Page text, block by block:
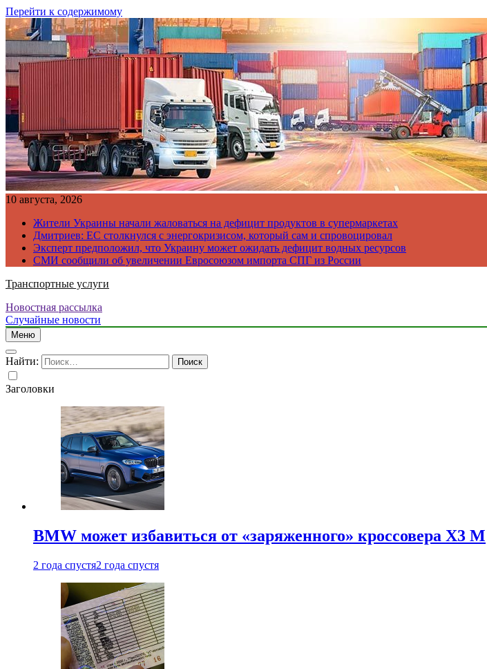
Перейти к содержимому
10 августа, 2026
Жители Украины начали жаловаться на дефицит продуктов в супермаркетах
Дмитриев: ЕС столкнулся с энергокризисом, который сам и спровоцировал
Эксперт предположил, что Украину может ожидать дефицит водных ресурсов
СМИ сообщили об увеличении Евросоюзом импорта СПГ из России
Транспортные услуги
Новостная рассылка
Случайные новости
Меню
Найти:
Заголовки
BMW может избавиться от «заряженного» кроссовера X3 M
2 года спустя2 года спустя